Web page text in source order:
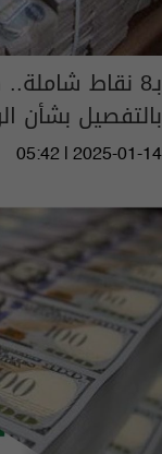
بـ8 نقاط
بالتفصيل بشأن
05:42 | 2025-01-14